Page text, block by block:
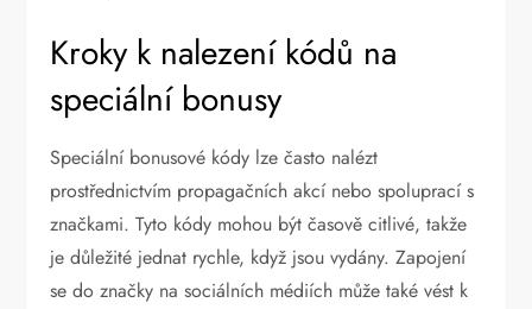
Kroky k nalezení kódů na
speciální bonusy
Speciální bonusové kódy lze často nalézt
prostřednictvím propagačních akcí nebo spoluprací s
značkami. Tyto kódy mohou být časově citlivé, takže
je důležité jednat rychle, když jsou vydány. Zapojení
se do značky na sociálních médiích může také vést k